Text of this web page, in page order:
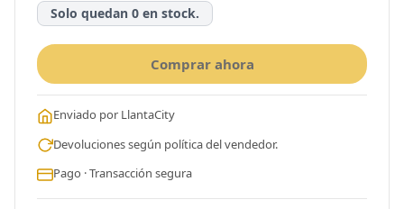
Solo quedan 0 en stock.
Comprar ahora
Enviado por LlantaCity
Devoluciones según política del vendedor.
Pago · Transacción segura